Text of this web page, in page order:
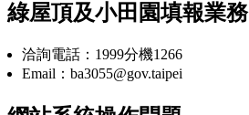
綠屋頂及小田園填報業務
洽詢電話：1999分機1266
Email：ba3055@gov.taipei